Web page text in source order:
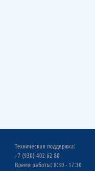
Техническая поддержка:
+7 (930) 402-62-80
Время работы: 8:30 - 17:30